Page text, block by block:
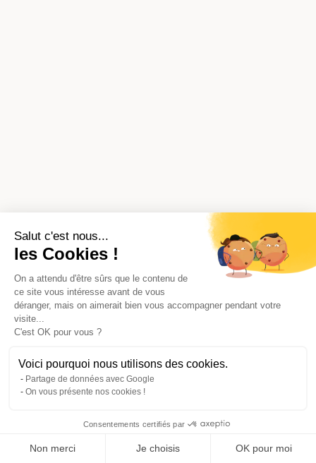
Salut c'est nous...
les Cookies !
On a attendu d'être sûrs que le contenu de
ce site vous intéresse avant de vous
déranger, mais on aimerait bien vous accompagner pendant votre
visite...
C'est OK pour vous ?
Voici pourquoi nous utilisons des cookies.
Partage de données avec Google
On vous présente nos cookies !
Consentements certifiés par
Non merci Je choisis OK pour moi